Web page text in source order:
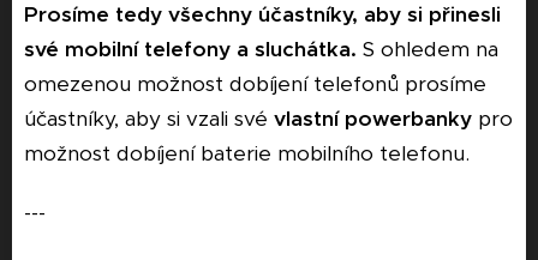
Prosíme tedy všechny účastníky, aby si přinesli
své mobilní telefony a sluchátka. S ohledem na
omezenou možnost dobíjení telefonů prosíme
účastníky, aby si vzali své vlastní powerbanky pro
možnost dobíjení baterie mobilního telefonu.
---